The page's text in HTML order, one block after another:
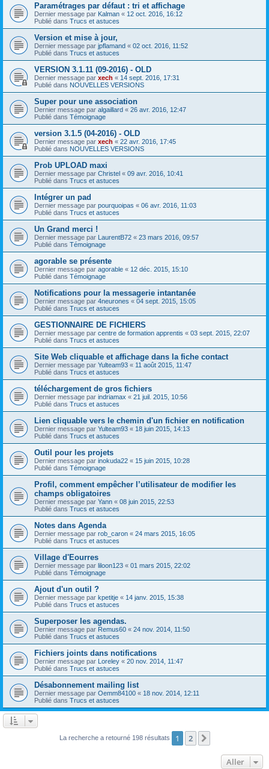
Paramétrages par défaut : tri et affichage
Dernier message par Kalman « 12 oct. 2016, 16:12
Publié dans Trucs et astuces
Version et mise à jour,
Dernier message par jpflamand « 02 oct. 2016, 11:52
Publié dans Trucs et astuces
VERSION 3.1.11 (09-2016) - OLD
Dernier message par xech « 14 sept. 2016, 17:31
Publié dans NOUVELLES VERSIONS
Super pour une association
Dernier message par algaillard « 26 avr. 2016, 12:47
Publié dans Témoignage
version 3.1.5 (04-2016) - OLD
Dernier message par xech « 22 avr. 2016, 17:45
Publié dans NOUVELLES VERSIONS
Prob UPLOAD maxi
Dernier message par Christel « 09 avr. 2016, 10:41
Publié dans Trucs et astuces
Intégrer un pad
Dernier message par pourquoipas « 06 avr. 2016, 11:03
Publié dans Trucs et astuces
Un Grand merci !
Dernier message par LaurentB72 « 23 mars 2016, 09:57
Publié dans Témoignage
agorable se présente
Dernier message par agorable « 12 déc. 2015, 15:10
Publié dans Témoignage
Notifications pour la messagerie intantanée
Dernier message par 4neurones « 04 sept. 2015, 15:05
Publié dans Trucs et astuces
GESTIONNAIRE DE FICHIERS
Dernier message par centre de formation apprentis « 03 sept. 2015, 22:07
Publié dans Trucs et astuces
Site Web cliquable et affichage dans la fiche contact
Dernier message par Yulteam93 « 11 août 2015, 11:47
Publié dans Trucs et astuces
téléchargement de gros fichiers
Dernier message par indriamax « 21 juil. 2015, 10:56
Publié dans Trucs et astuces
Lien cliquable vers le chemin d'un fichier en notification
Dernier message par Yulteam93 « 18 juin 2015, 14:13
Publié dans Trucs et astuces
Outil pour les projets
Dernier message par inokuda22 « 15 juin 2015, 10:28
Publié dans Témoignage
Profil, comment empêcher l’utilisateur de modifier les
champs obligatoires
Dernier message par Yann « 08 juin 2015, 22:53
Publié dans Trucs et astuces
Notes dans Agenda
Dernier message par rob_caron « 24 mars 2015, 16:05
Publié dans Trucs et astuces
Village d'Eourres
Dernier message par liloon123 « 01 mars 2015, 22:02
Publié dans Témoignage
Ajout d'un outil ?
Dernier message par kpetitje « 14 janv. 2015, 15:38
Publié dans Trucs et astuces
Superposer les agendas.
Dernier message par Remus60 « 24 nov. 2014, 11:50
Publié dans Trucs et astuces
Fichiers joints dans notifications
Dernier message par Loreley « 20 nov. 2014, 11:47
Publié dans Trucs et astuces
Désabonnement mailing list
Dernier message par Oemm84100 « 18 nov. 2014, 12:11
Publié dans Trucs et astuces
La recherche a retourné 198 résultats 1 2
Aller